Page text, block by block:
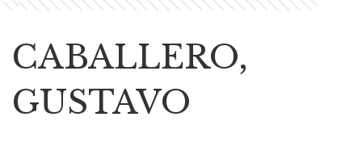
CABALLERO,
GUSTAVO